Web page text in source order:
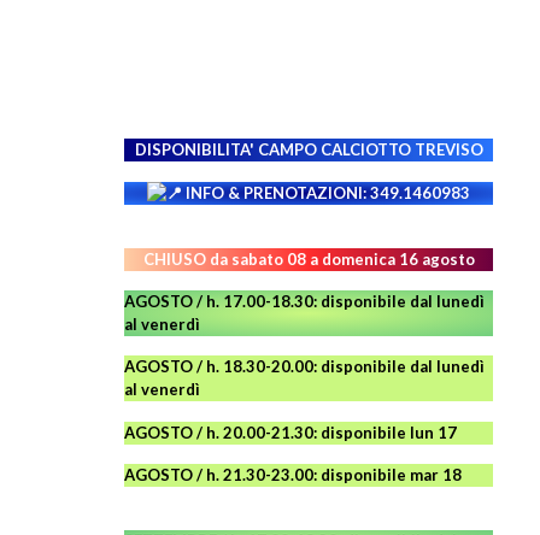
DISPONIBILITA' CAMPO CALCIOTTO TREVISO
INFO & PRENOTAZIONI: 349.1460983
CHIUSO da sabato 08 a domenica 16 agosto
AGOSTO / h. 17.00-18.30: disponibile dal lunedì
al venerdì
AGOSTO/ h. 18.30-20.00: disponibile dal lunedì
al venerdì
AGOSTO / h. 20.00-21.30: disponibile lun 17
AGOSTO/ h. 21.30-23.00: disponibile mar 18